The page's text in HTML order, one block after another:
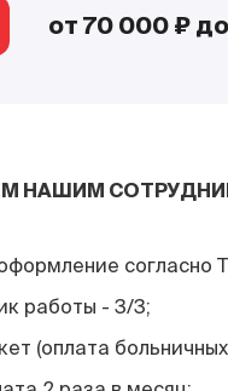
от 70 000 ₽
НАШИМ
согласно
работы - 3/3;
(оплата